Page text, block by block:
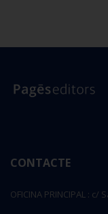
CONTACTE
OFICINA PRINCIPAL :